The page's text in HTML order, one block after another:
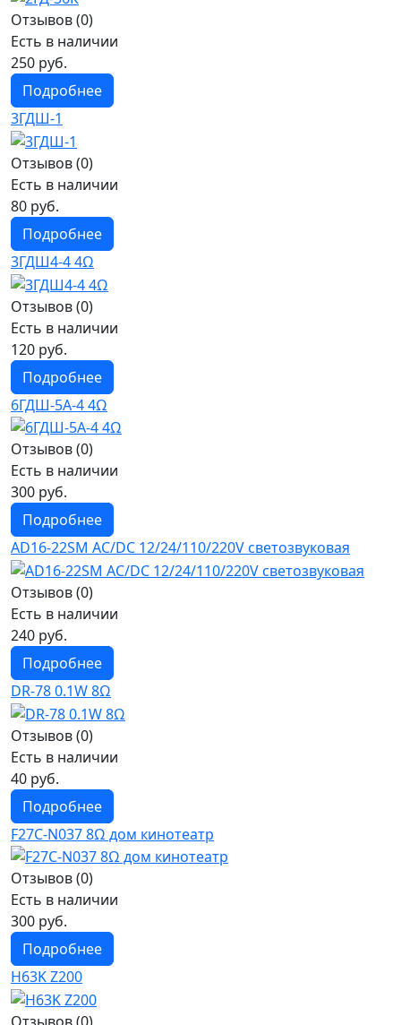
Отзывов (0)
Есть в наличии
250 руб.
Подробнее
3ГДШ-1
Отзывов (0)
Есть в наличии
80 руб.
Подробнее
3ГДШ4-4 4Ω
Отзывов (0)
Есть в наличии
120 руб.
Подробнее
6ГДШ-5А-4 4Ω
Отзывов (0)
Есть в наличии
300 руб.
Подробнее
AD16-22SM AC/DC 12/24/110/220V светозвуковая
Отзывов (0)
Есть в наличии
240 руб.
Подробнее
DR-78 0.1W 8Ω
Отзывов (0)
Есть в наличии
40 руб.
Подробнее
F27C-N037 8Ω дом кинотеатр
Отзывов (0)
Есть в наличии
300 руб.
Подробнее
H63K Z200